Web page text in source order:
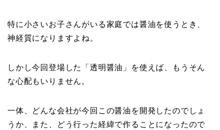
特に小さいお子さんがいる家庭では醤油を使うとき、
神経質になりますよね。
しかし今回登場した「透明醤油」を使えば、もうそん
な心配もいりません。
一体、どんな会社が今回この醤油を開発したのでしょ
うか、また、どう行った経緯で作ることになったので